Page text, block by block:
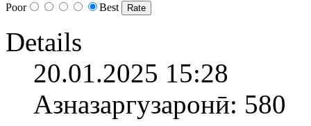
Poor Best
Details
20.01.2025 15:28
Азназаргузаронӣ: 580